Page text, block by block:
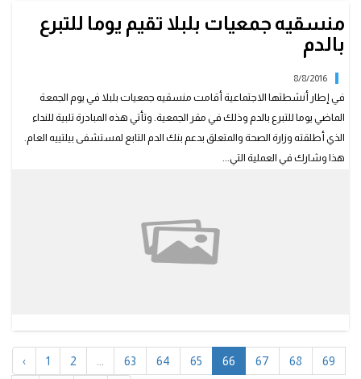
منسقيه جمعيات بلبلا تقيم يوما للتبرع
بالدم
8/8/2016
في إطار أنشطتها الاجتماعية أقامت منسقيه جمعيات بلبلا في يوم الجمعة
الماضي يوما للتبرع بالدم وذلك في مقر الجمعية. وتأتي هذه المبادرة تلبية للنداء
الذي أطلقته وزارة الصحة والمتعلق بدعم بنك الدم التابع لمستشفى بيلتييه العام.
هذا وشارك في العملية التي...
‹ 1 2 63 64 65 66 67 68 69